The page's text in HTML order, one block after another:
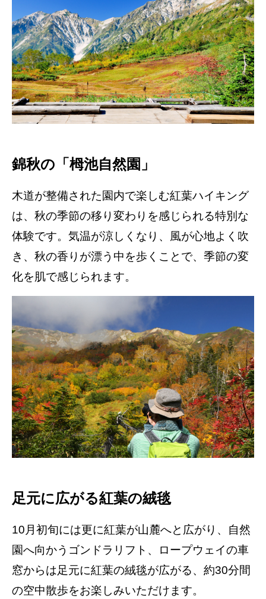
錦秋の「栂池自然園」
木道が整備された園内で楽しむ紅葉ハイキング
は、秋の季節の移り変わりを感じられる特別な
体験です。気温が涼しくなり、風が心地よく吹
き、秋の香りが漂う中を歩くことで、季節の変
化を肌で感じられます。
足元に広がる紅葉の絨毯
10月初旬には更に紅葉が山麓へと広がり、自然
園へ向かうゴンドラリフト、ロープウェイの車
窓からは足元に紅葉の絨毯が広がる、約30分間
の空中散歩をお楽しみいただけます。